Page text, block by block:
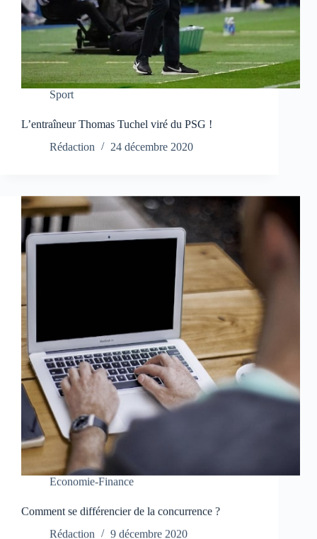
Sport
L’entraîneur Thomas Tuchel viré du PSG !
Rédaction
24 décembre 2020
Economie-Finance
Comment se différencier de la concurrence ?
Rédaction
9 décembre 2020